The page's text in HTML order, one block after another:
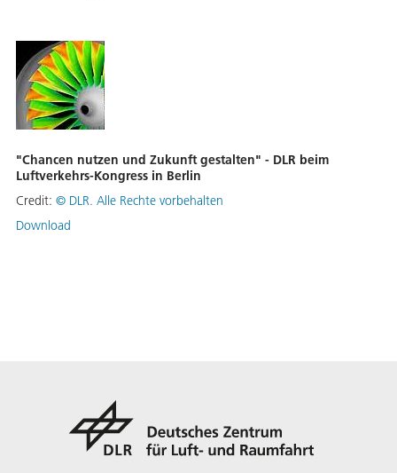
"Chancen nutzen und Zukunft gestalten" - DLR beim
Luftverkehrs-Kongress in Berlin
Credit: © DLR. Alle Rechte vorbehalten
Download